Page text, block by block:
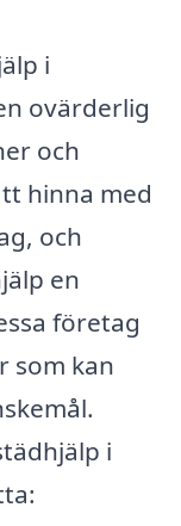
i
ovärderlig
och
hinna med
och
en
företag
som kan
i